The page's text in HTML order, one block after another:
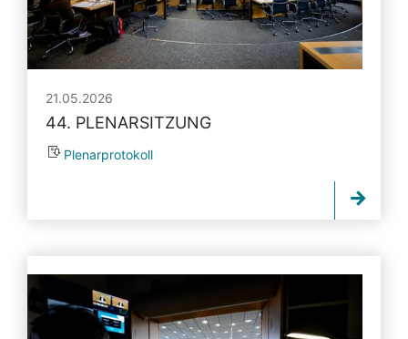
21.05.2026
44. PLENARSITZUNG
Plenarprotokoll